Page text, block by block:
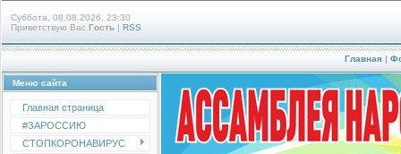
Суббота, 08.08.2026, 23:30
Приветствую Вас Гость | RSS
Главная |
Меню сайта
Главная страница
#ЗАРОССИЮ
СТОПКОРОНАВИРУС